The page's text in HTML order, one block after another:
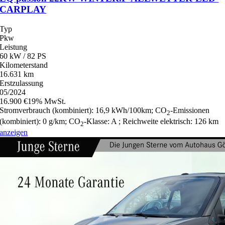
CARPLAY
Typ
Pkw
Leistung
60 kW / 82 PS
Kilometerstand
16.631 km
Erstzulassung
05/2024
16.900 €19% MwSt.
Stromverbrauch (kombiniert): 16,9 kWh/100km;CO2-Emissionen
(kombiniert):0 g/km;CO2-Klasse: A ;Reichweite elektrisch: 126 km
anzeigen